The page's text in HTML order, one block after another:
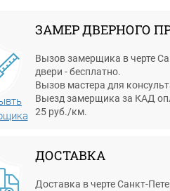
ЗАМЕР ДВЕРНОГО
Вызов замерщика в черте
двери - бесплатно.
Вызов мастера для
Выезд замерщика за КАД
25 руб./км.
ДОСТАВКА
Доставка в черте Санкт-